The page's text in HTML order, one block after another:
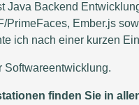
Java Backend
PrimeFaces, Ember.js
ich nach einer kurzen
Softwareentwicklung.
finden Sie in